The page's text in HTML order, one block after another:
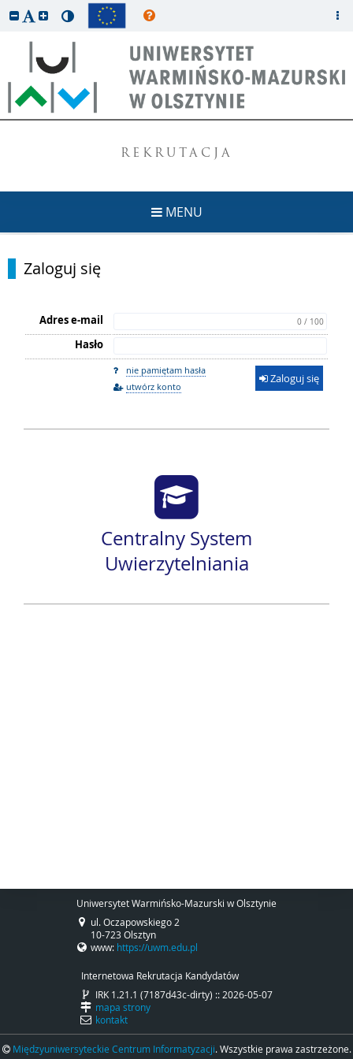
REKRUTACJA
MENU
Zaloguj się
Adres e-mail 0 / 100
Hasło
nie pamiętam hasła
utwórz konto
Zaloguj się
Centralny System
Uwierzytelniania
Uniwersytet Warmińsko-Mazurski w Olsztynie
ul. Oczapowskiego 2
10-723 Olsztyn
www: https://uwm.edu.pl
Internetowa Rekrutacja Kandydatów
IRK 1.21.1 (7187d43c-dirty) :: 2026-05-07
mapa strony
kontakt
Międzyuniwersyteckie Centrum Informatyzacji. Wszystkie prawa zastrzeżone.